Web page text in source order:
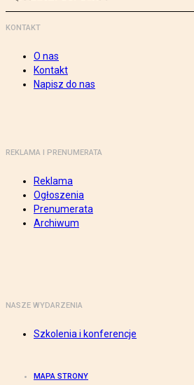
KONTAKT
O nas
Kontakt
Napisz do nas
REKLAMA I PRENUMERATA
Reklama
Ogłoszenia
Prenumerata
Archiwum
NASZE WYDARZENIA
Szkolenia i konferencje
MAPA STRONY